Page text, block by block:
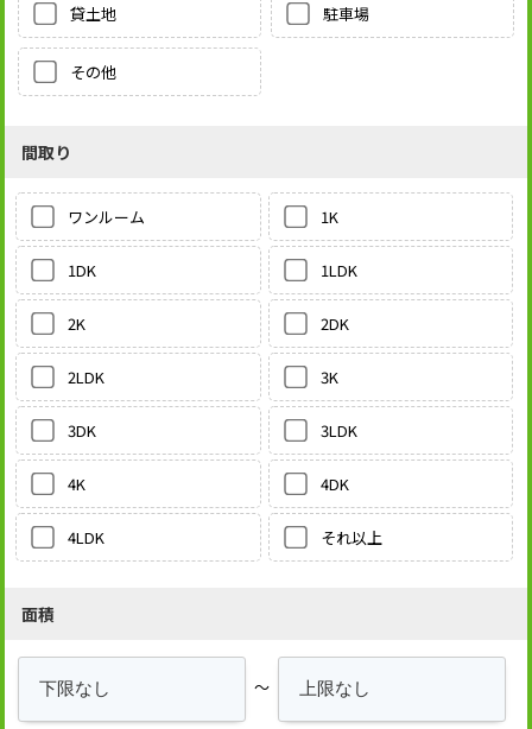
貸土地 駐車場
その他
間取り
ワンルーム 1K
1DK 1LDK
2K 2DK
2LDK 3K
3DK 3LDK
4K 4DK
4LDK それ以上
面積
～